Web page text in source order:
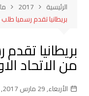
الرئيسية 2017
بريطانيا تقدم رسميا
بريطانيا
من الاتحاد
الأربعاء, 29 مارس 2017, 14:42